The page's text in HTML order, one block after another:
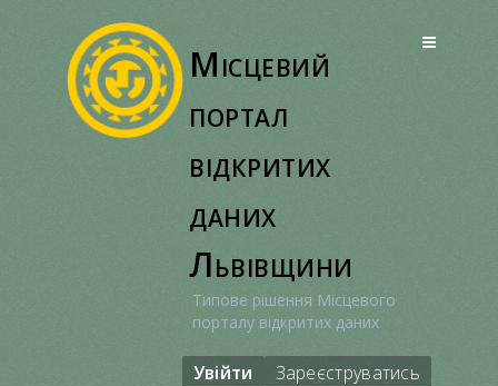
Місцевий
портал
відкритих
даних
Львівщини
Типове рішення Місцевого
порталу відкритих даних
Увійти Зареєструватись